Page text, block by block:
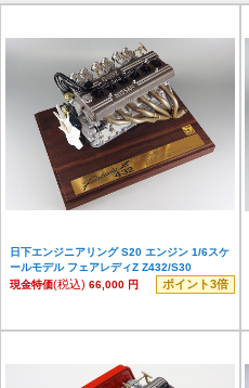
日下エンジニアリング S20 エンジン 1/6スケ
ールモデル フェアレディZ Z432/S30
現金特価(税込) 66,000 円 ポイント3倍